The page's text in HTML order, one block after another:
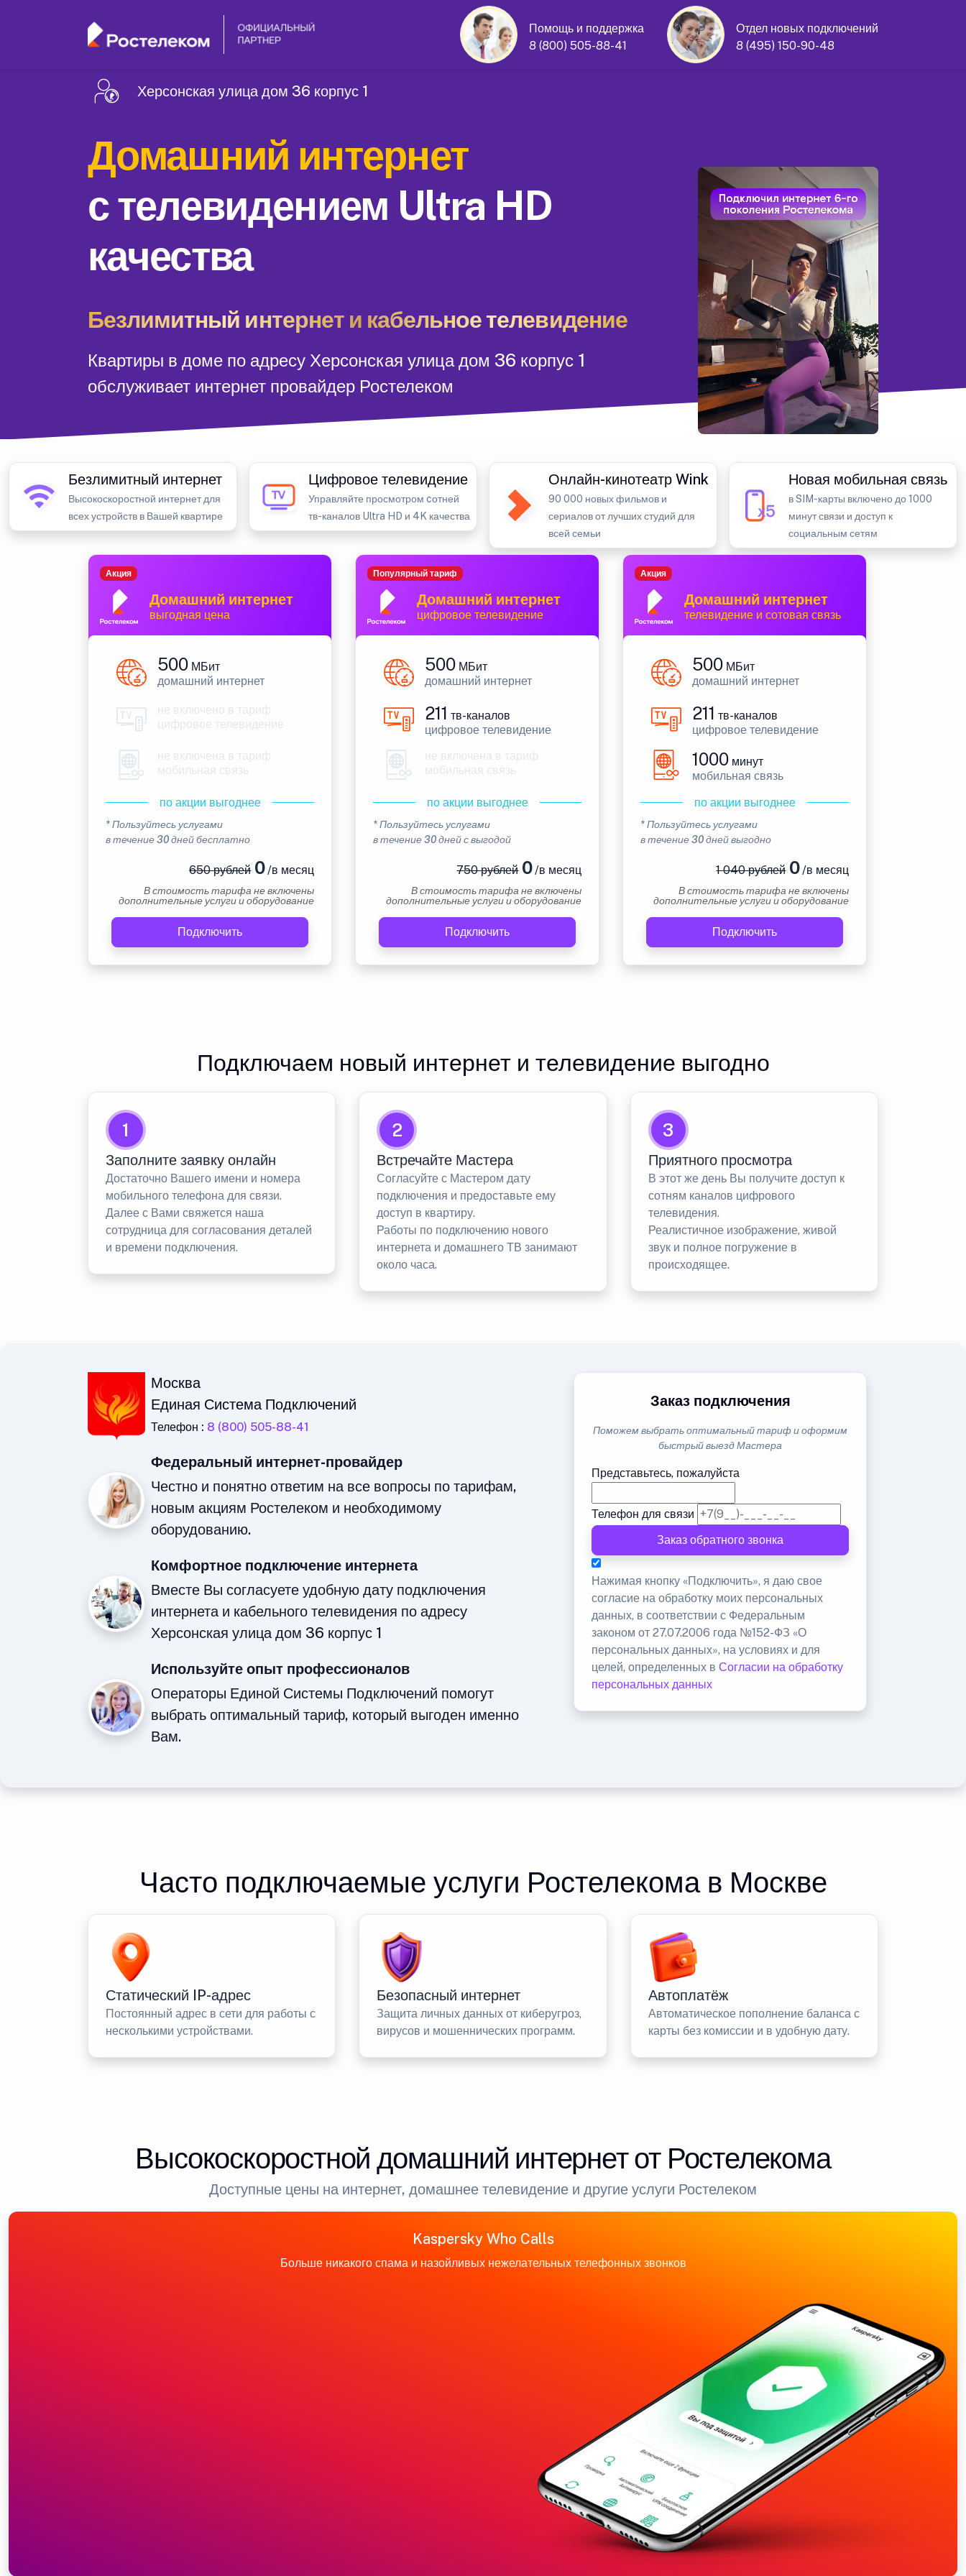
Помощь и поддержка
8 (800) 505-88-41
Отдел новых подключений
8 (495) 150-90-48
Херсонская улица дом 36 корпус 1
Домашний интернет
с телевидением Ultra HD
качества
Безлимитный интернет и кабельное телевидение
Квартиры в доме по адресу Херсонская улица дом 36 корпус 1
обслуживает интернет провайдер Ростелеком
Безлимитный интернет
Высокоскоростной интернет для
всех устройств в Вашей квартире
Цифровое телевидение
Управляйте просмотром cотней
тв-каналов Ultra HD и 4K качества
Онлайн-кинотеатр Wink
90 000 новых фильмов и
сериалов от лучших студий для
всей семьи
Новая мобильная связь
в SIM-карты включено до 1000
минут связи и доступ к
социальным сетям
Домашний интернет
выгодная цена
Акция
500 МБит
домашний интернет
не включено в тариф
цифровое телевидение
не включена в тариф
мобильная связь
по акции выгоднее
* Пользуйтесь услугами
в течение 30 дней бесплатно
650 рублей0/в месяц
В стоимость тарифа не включены
дополнительные услуги и оборудование
Подключить
Домашний интернет
цифровое телевидение
Популярный тариф
500 МБит
домашний интернет
211 тв-каналов
цифровое телевидение
не включена в тариф
мобильная связь
по акции выгоднее
* Пользуйтесь услугами
в течение 30 дней с выгодой
750 рублей0/в месяц
В стоимость тарифа не включены
дополнительные услуги и оборудование
Подключить
Домашний интернет
телевидение и сотовая связь
Акция
500 МБит
домашний интернет
211 тв-каналов
цифровое телевидение
1000 минут
мобильная связь
по акции выгоднее
* Пользуйтесь услугами
в течение 30 дней выгодно
1 040 рублей0/в месяц
В стоимость тарифа не включены
дополнительные услуги и оборудование
Подключить
Подключаем новый интернет и телевидение выгодно
1
Заполните заявку онлайн
Достаточно Вашего имени и номера
мобильного телефона для связи.
Далее с Вами свяжется наша
сотрудница для согласования деталей
и времени подключения.
2
Встречайте Мастера
Согласуйте с Мастером дату
подключения и предоставьте ему
доступ в квартиру.
Работы по подключению нового
интернета и домашнего ТВ занимают
около часа.
3
Приятного просмотра
В этот же день Вы получите доступ к
сотням каналов цифрового
телевидения.
Реалистичное изображение, живой
звук и полное погружение в
происходящее.
Москва
Единая Система Подключений
Телефон : 8 (800) 505-88-41
Федеральный интернет-провайдер
Честно и понятно ответим на все вопросы по тарифам,
новым акциям Ростелеком и необходимому
оборудованию.
Комфортное подключение интернета
Вместе Вы согласуете удобную дату подключения
интернета и кабельного телевидения по адресу
Херсонская улица дом 36 корпус 1
Используйте опыт профессионалов
Операторы Единой Системы Подключений помогут
выбрать оптимальный тариф, который выгоден именно
Вам.
Заказ подключения
Поможем выбрать оптимальный тариф и оформим
быстрый выезд Мастера
Представьтесь, пожалуйста
Телефон для связи
Заказ обратного звонка
Нажимая кнопку «Подключить», я даю свое
согласие на обработку моих персональных
данных, в соответствии с Федеральным
законом от 27.07.2006 года №152-ФЗ «О
персональных данных», на условиях и для
целей, определенных вСогласии на обработку
персональных данных
Часто подключаемые услуги Ростелекома в Москве
Статический IP-адрес
Постоянный адрес в сети для работы с
несколькими устройствами.
Безопасный интернет
Защита личных данных от киберугроз,
вирусов и мошеннических программ.
Автоплатёж
Автоматическое пополнение баланса с
карты без комиссии и в удобную дату.
Высокоскоростной домашний интернет от Ростелекома
Доступные цены на интернет, домашнее телевидение и другие услуги Ростелеком
Kaspersky Who Calls
Больше никакого спама и назойливых нежелательных телефонных звонков